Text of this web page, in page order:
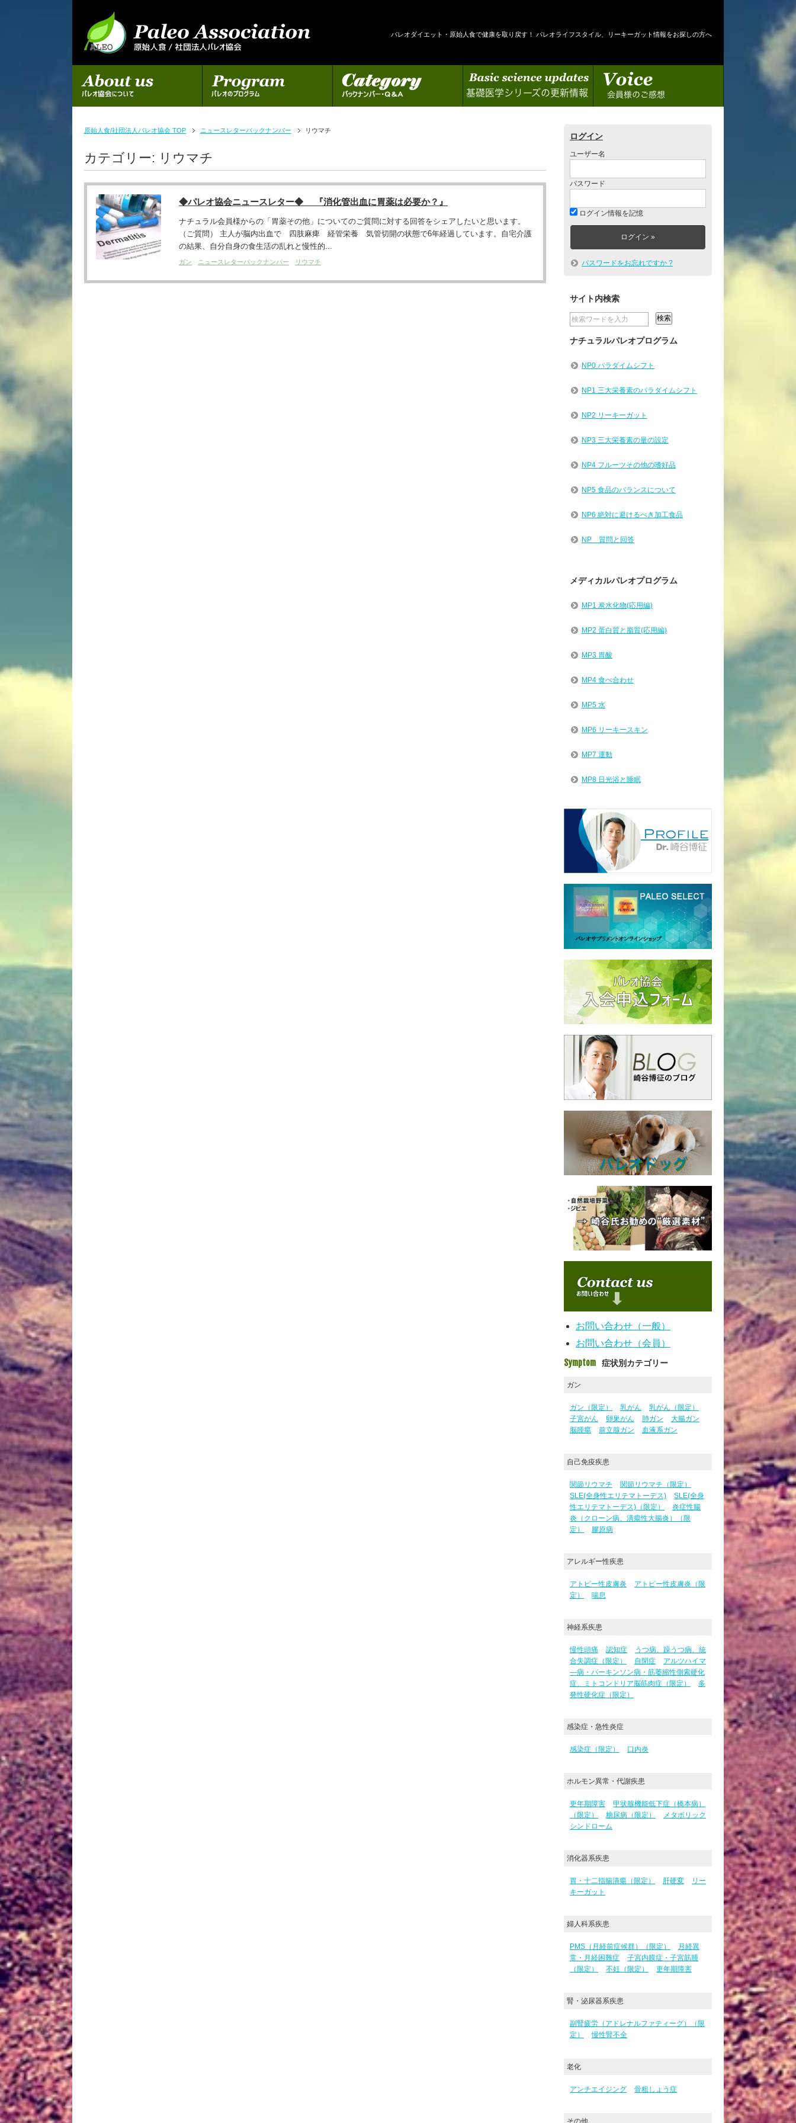
パレオダイエット・原始人食で健康を取り戻す！ パレオライフスタイル、リーキーガット情報をお探しの方へ
初めての方へ パレオのプログラム カテゴリー 基礎医学シリーズの更新情報 会員様のご感想
原始人食/社団法人パレオ協会 TOP ニュースレターバックナンバー リウマチ
カテゴリー: リウマチ
◆パレオ協会ニュースレター◆ 『消化管出血に胃薬は必要か？』
ナチュラル会員様からの「胃薬その他」についてのご質問に対する回答をシェアしたいと思います。
（ご質問） 主人が脳内出血で 四肢麻痺 経管栄養 気管切開の状態で6年経過しています。自宅介護
の結果、自分自身の食生活の乱れと慢性的...
ガン ニュースレターバックナンバー リウマチ
ログイン
ユーザー名
パスワード
ログイン情報を記憶
パスワードをお忘れですか ?
サイト内検索
ナチュラルパレオプログラム
NP0 パラダイムシフト
NP1 三大栄養素のパラダイムシフト
NP2 リーキーガット
NP3 三大栄養素の量の設定
NP4 フルーツその他の嗜好品
NP5 食品のバランスについて
NP6 絶対に避けるべき加工食品
NP 質問と回答
メディカルパレオプログラム
MP1 炭水化物(応用編)
MP2 蛋白質と脂質(応用編)
MP3 胃酸
MP4 食べ合わせ
MP5 水
MP6 リーキースキン
MP7 運動
MP8 日光浴と睡眠
お問い合わせ（一般）
お問い合わせ（会員）
Symptom 症状別カテゴリー
ガン
ガン（限定） 乳がん
乳がん（限定）
子宮がん
卵巣がん 肺ガン
大腸ガン
脳腫瘍
前立腺ガン 血液系ガン
自己免疫疾患
関節リウマチ
関節リウマチ（限定）
SLE(全身性エリテマトーデス)
SLE(全身
性エリテマトーデス)（限定）
炎症性腸
炎（クローン病、潰瘍性大腸炎）（限
定）
膠原病
アレルギー性疾患
アトピー性皮膚炎
アトピー性皮膚炎（限
定）
喘息
神経系疾患
慢性頭痛 認知症
うつ病、躁うつ病、統
合失調症（限定）
自閉症
アルツハイマ
―病・パーキンソン病・筋萎縮性側索硬化
症、ミトコンドリア脳筋肉症（限定）
多
発性硬化症（限定）
感染症・急性炎症
感染症（限定） 口内炎
ホルモン異常・代謝疾患
更年期障害
甲状腺機能低下症（橋本病）
（限定）
糖尿病（限定）
メタボリック
シンドローム
消化器系疾患
胃・十二指腸潰瘍（限定） 肝硬変
リー
キーガット
婦人科系疾患
PMS（月経前症候群）（限定）
月経異
常・月経困難症
子宮内膜症・子宮筋腫
（限定）
不妊（限定） 更年期障害
腎・泌尿器系疾患
副腎疲労（アドレナルファティーグ）（限
定）
慢性腎不全
老化
アンチエイジング 骨粗しょう症